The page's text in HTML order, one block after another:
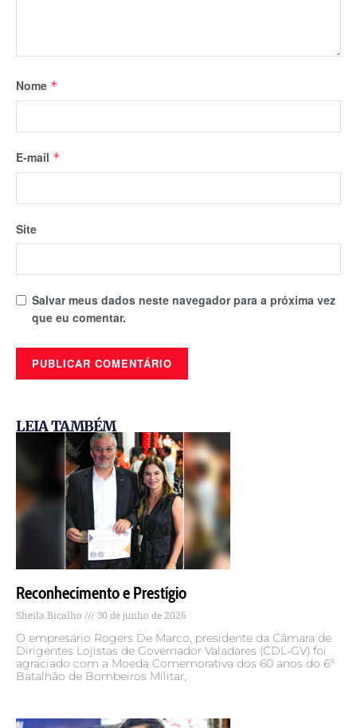
Nome *
E-mail *
Site
Salvar meus dados neste navegador para a próxima vez
que eu comentar.
LEIA TAMBÉM
Reconhecimento e Prestígio
Sheila Bicalho 30 de junho de 2026
O empresário Rogers De Marco, presidente da Câmara de
Dirigentes Lojistas de Governador Valadares (CDL-GV) foi
agraciado com a Moeda Comemorativa dos 60 anos do 6º
Batalhão de Bombeiros Militar,